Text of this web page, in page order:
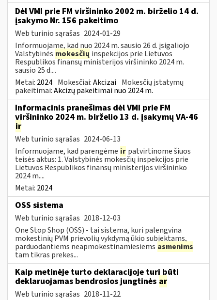
Dėl VMI prie FM viršininko 2002 m. birželio 14 d.
įsakymo Nr. 156 pakeitimo
Web turinio sąrašas 2024-01-29
Informuojame, kad nuo 2024 m. sausio 26 d. įsigaliojo
Valstybinės mokesčių inspekcijos prie Lietuvos
Respublikos finansų ministerijos viršininko 2024 m.
sausio 25 d....
Metai: 2024 Mokesčiai:Akcizai Mokesčių įstatymų
pakeitimai:Akcizų pakeitimai nuo 2024 m.
Informacinis pranešimas dėl VMI prie FM
viršininko 2024 m. birželio 13 d. įsakymų VA-46
ir
Web turinio sąrašas 2024-06-13
Informuojame, kad parengėme ir patvirtinome šiuos
teisės aktus: 1. Valstybinės mokesčių inspekcijos prie
Lietuvos Respublikos finansų ministerijos viršininko
2024 m....
Metai: 2024
OSS sistema
Web turinio sąrašas 2018-12-03
One Stop Shop (OSS) - tai sistema, kuri palengvina
mokestinių PVM prievolių vykdymą ūkio subjektams,
parduodantiems neapmokestinamiesiems asmenims
tam tikras prekes...
Kaip metinėje turto deklaracijoje turi būti
deklaruojamas bendrosios jungtinės ar
Web turinio sąrašas 2018-11-22